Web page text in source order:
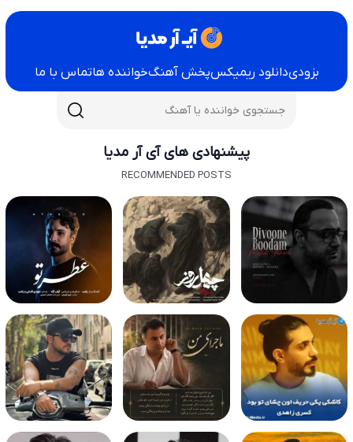
بزودیدانلود ریمیکسپخش آهنگخواننده هاتماس با ما
پیشنهادی های آی آر مدیا
RECOMMENDED POSTS